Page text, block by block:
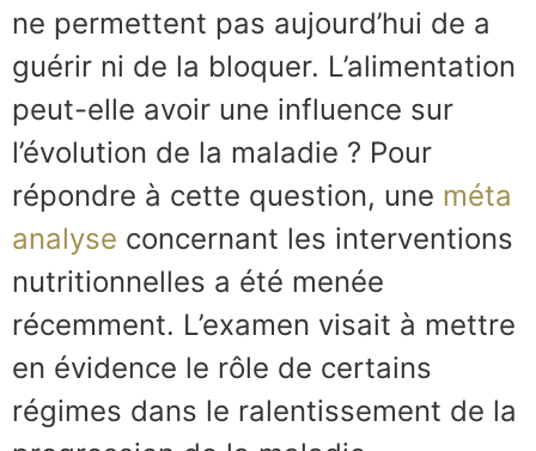
ne permettent pas aujourd’hui de a
guérir ni de la bloquer. L’alimentation
peut-elle avoir une influence sur
l’évolution de la maladie ? Pour
répondre à cette question, une méta
analyse concernant les interventions
nutritionnelles a été menée
récemment. L’examen visait à mettre
en évidence le rôle de certains
régimes dans le ralentissement de la